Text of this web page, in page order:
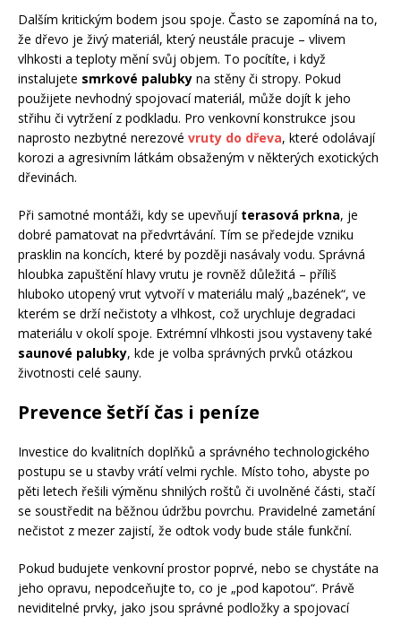
Dalším kritickým bodem jsou spoje. Často se zapomíná na to,
že dřevo je živý materiál, který neustále pracuje – vlivem
vlhkosti a teploty mění svůj objem. To pocítíte, i když
instalujete smrkové palubky na stěny či stropy. Pokud
použijete nevhodný spojovací materiál, může dojít k jeho
střihu či vytržení z podkladu. Pro venkovní konstrukce jsou
naprosto nezbytné nerezové vruty do dřeva, které odolávají
korozi a agresivním látkám obsaženým v některých exotických
dřevinách.
Při samotné montáži, kdy se upevňují terasová prkna, je
dobré pamatovat na předvrtávání. Tím se předejde vzniku
prasklin na koncích, které by později nasávaly vodu. Správná
hloubka zapuštění hlavy vrutu je rovněž důležitá – příliš
hluboko utopený vrut vytvoří v materiálu malý „bazének“, ve
kterém se drží nečistoty a vlhkost, což urychluje degradaci
materiálu v okolí spoje. Extrémní vlhkosti jsou vystaveny také
saunové palubky, kde je volba správných prvků otázkou
životnosti celé sauny.
Prevence šetří čas i peníze
Investice do kvalitních doplňků a správného technologického
postupu se u stavby vrátí velmi rychle. Místo toho, abyste po
pěti letech řešili výměnu shnilých roštů či uvolněné části, stačí
se soustředit na běžnou údržbu povrchu. Pravidelné zametání
nečistot z mezer zajistí, že odtok vody bude stále funkční.
Pokud budujete venkovní prostor poprvé, nebo se chystáte na
jeho opravu, nepodceňujte to, co je „pod kapotou“. Právě
neviditelné prvky, jako jsou správné podložky a spojovací